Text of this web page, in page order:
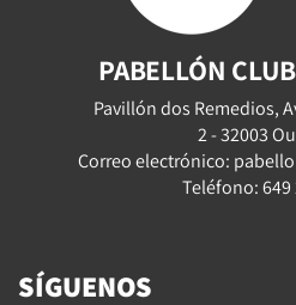
PABELLÓN
Pavillón dos Remedios,
2 - 32003
Correo electrónico:
Teléfono: 649
SÍGUENOS